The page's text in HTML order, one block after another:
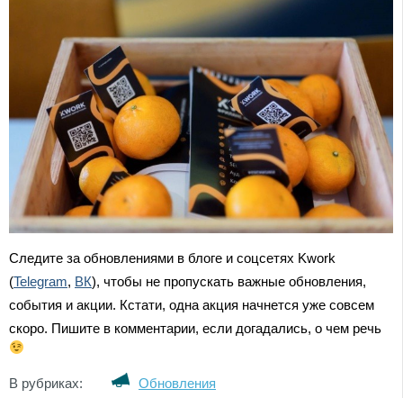
Следите за обновлениями в блоге и соцсетях Kwork
(Telegram, ВК), чтобы не пропускать важные обновления,
события и акции. Кстати, одна акция начнется уже совсем
скоро. Пишите в комментарии, если догадались, о чем речь
В рубриках:
Обновления